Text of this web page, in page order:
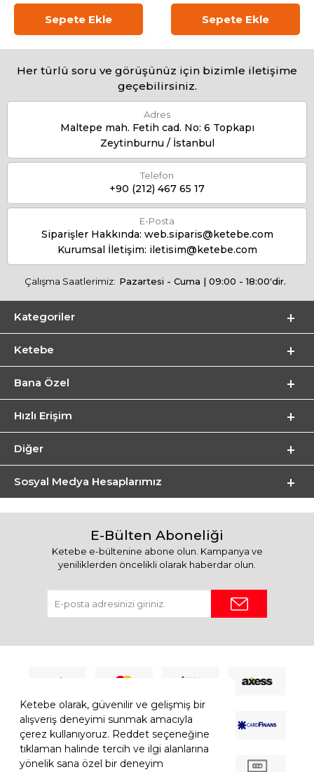
Ketebe olarak, güvenilir ve gelişmiş bir
alışveriş deneyimi sunmak amacıyla
çerez kullanıyoruz. Reddet seçeneğine
tıklaman halinde tercih ve ilgi alanlarına
yönelik sana özel bir deneyim
Sepete Ekle Sepete Ekle
Her türlü soru ve görüşünüz için bizimle iletişime
geçebilirsiniz.
Adres
Maltepe mah. Fetih cad. No: 6 Topkapı
Zeytinburnu / İstanbul
Telefon
+90 (212) 467 65 17
E-Posta
Siparişler Hakkında: web.siparis@ketebe.com
Kurumsal İletişim: iletisim@ketebe.com
Çalışma Saatlerimiz: Pazartesi - Cuma | 09:00 - 18:00'dir.
Kategoriler
Ketebe
Bana Özel
Hızlı Erişim
Diğer
Sosyal Medya Hesaplarımız
E-Bülten Aboneliği
Ketebe e-bültenine abone olun. Kampanya ve
yeniliklerden öncelikli olarak haberdar olun.